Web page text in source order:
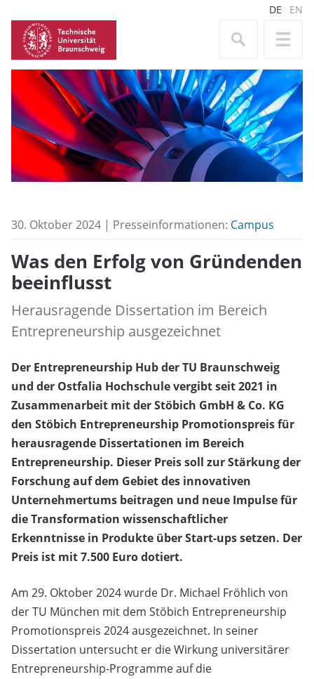
DE EN
30. Oktober 2024 | Presseinformationen: Campus
Was den Erfolg von Gründenden
beeinflusst
Herausragende Dissertation im Bereich
Entrepreneurship ausgezeichnet
Der Entrepreneurship Hub der TU Braunschweig
und der Ostfalia Hochschule vergibt seit 2021 in
Zusammenarbeit mit der Stöbich GmbH & Co. KG
den Stöbich Entrepreneurship Promotionspreis für
herausragende Dissertationen im Bereich
Entrepreneurship. Dieser Preis soll zur Stärkung der
Forschung auf dem Gebiet des innovativen
Unternehmertums beitragen und neue Impulse für
die Transformation wissenschaftlicher
Erkenntnisse in Produkte über Start-ups setzen. Der
Preis ist mit 7.500 Euro dotiert.
Am 29. Oktober 2024 wurde Dr. Michael Fröhlich von
der TU München mit dem Stöbich Entrepreneurship
Promotionspreis 2024 ausgezeichnet. In seiner
Dissertation untersucht er die Wirkung universitärer
Entrepreneurship-Programme auf die